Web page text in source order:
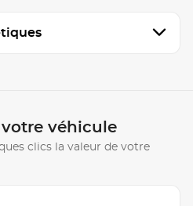
votre véhicule
clics la valeur de votre